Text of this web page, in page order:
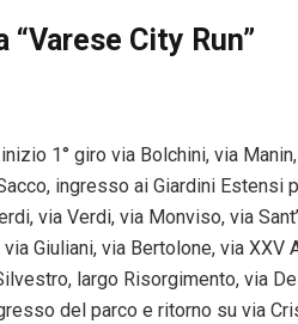
“Varese City Run”
1° giro via Bolchini, via
ingresso ai Giardini Estensi
via Verdi, via Monviso, via
Giuliani, via Bertolone, via XXV
largo Risorgimento, via
del parco e ritorno su via